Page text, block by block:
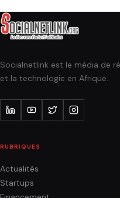
Socialnetlink est le média de
et la technologie en Afrique.
RUBRIQUES
Actualités
Startups